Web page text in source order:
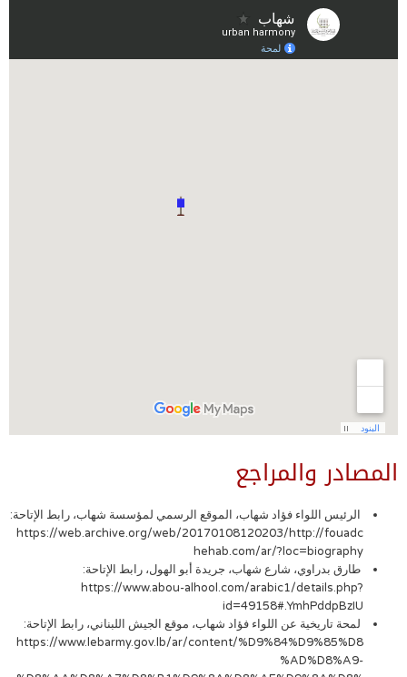
المصادر والمراجع
الرئيس اللواء فؤاد شهاب، الموقع الرسمي لمؤسسة شهاب، رابط الإتاحة:
https://web.archive.org/web/20170108120203/http://fouadc
hehab.com/ar/?loc=biography
طارق بدراوي، شارع شهاب، جريدة أبو الهول، رابط الإتاحة:
https://www.abou-alhool.com/arabic1/details.php?
id=49158#.YmhPddpBzIU
لمحة تاريخية عن اللواء فؤاد شهاب، موقع الجيش اللبناني، رابط الإتاحة:
https://www.lebarmy.gov.lb/ar/content/%D9%84%D9%85%D8
%AD%D8%A9-